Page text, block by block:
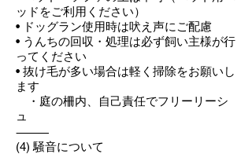
ッドをご利用ください）
• ドッグラン使用時は吠え声にご配慮
• うんちの回収・処理は必ず飼い主様が行
ってください
• 抜け毛が多い場合は軽く掃除をお願いし
ます
・庭の柵内、自己責任でフリーリーシ
ュ
⸻
(4) 騒音について